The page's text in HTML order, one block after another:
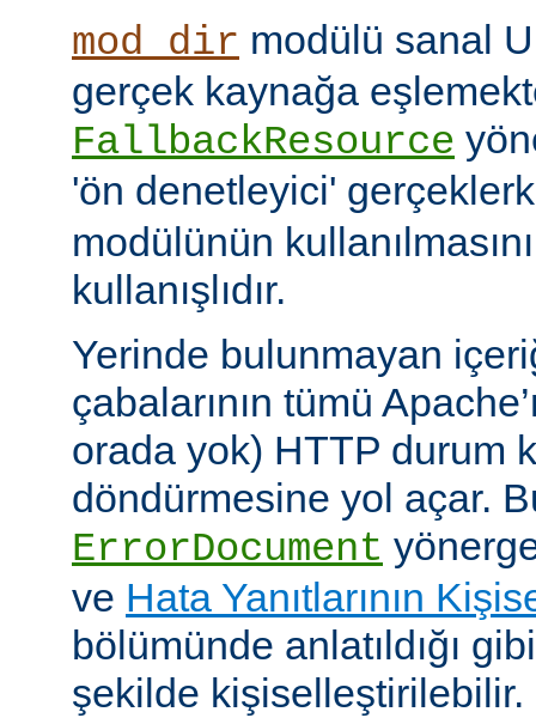
mod_dir modülü sanal
gerçek kaynağa
FallbackResource
'ön denetleyici'
modülünün
kullanışlıdır.
Yerinde bulunmayan
çabalarının tümü
orada yok) HTTP durum
döndürmesine yol açar.
ErrorDocument
ve Hata Yanıtlarının
bölümünde anlatıldığı
şekilde kişiselleştirilebilir.